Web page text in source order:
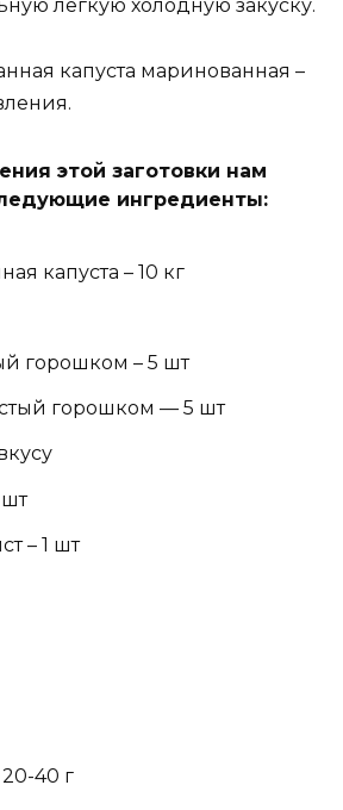
легкую холодную закуску.
капуста маринованная –
этой заготовки нам
ингредиенты:
капуста – 10 кг
горошком – 5 шт
горошком — 5 шт
шт
– 1 шт
40 г